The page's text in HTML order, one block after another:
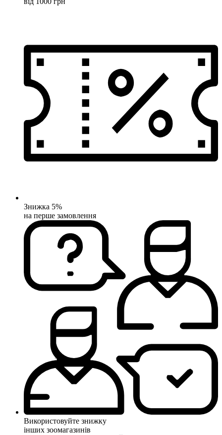
Знижка 5%
на перше замовлення
Використовуйте знижку
інших зоомагазинів